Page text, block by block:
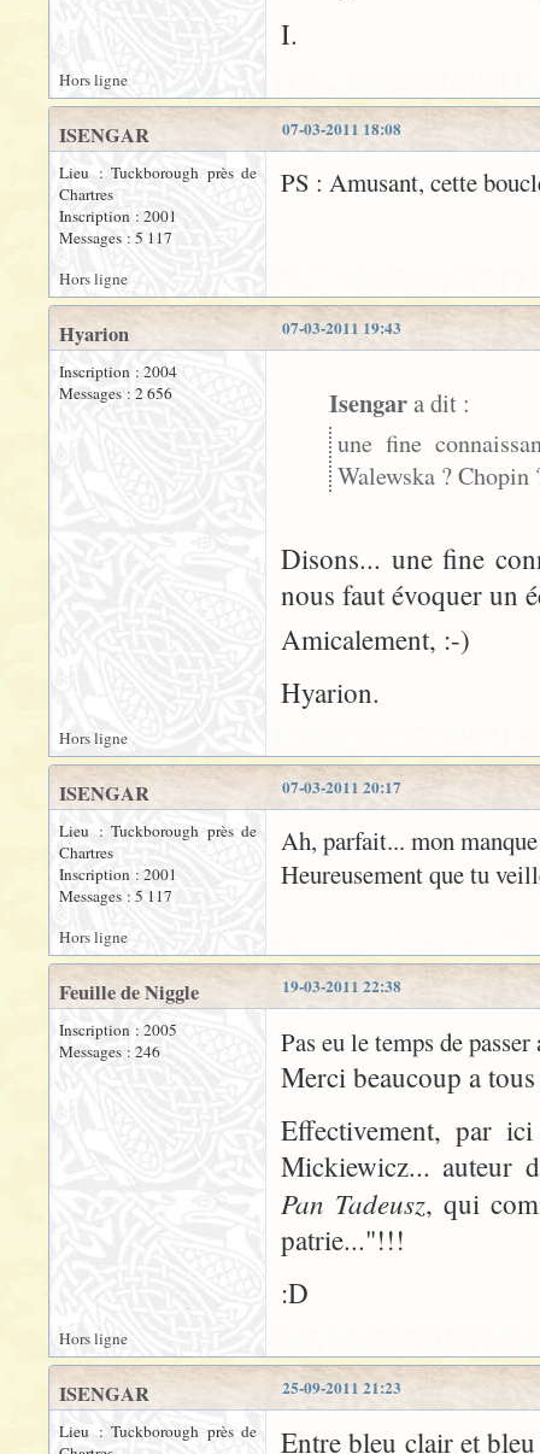
I.
Hors ligne
07-03-2011 18:08
ISENGAR
Lieu : Tuckborough près de
Chartres
Inscription : 2001
Messages : 5 117
PS : Amusant, cette
Hors ligne
07-03-2011 19:43
Hyarion
Inscription : 2004
Messages : 2 656
Isengara dit :
une fine
Walewska ? Chopin
Disons... une fine
nous faut évoquer un
Amicalement, :-)
Hyarion.
Hors ligne
07-03-2011 20:17
ISENGAR
Lieu : Tuckborough près de
Chartres
Inscription : 2001
Messages : 5 117
Ah, parfait... mon
Heureusement que tu
Hors ligne
19-03-2011 22:38
Feuille de Niggle
Inscription : 2005
Messages : 246
Pas eu le temps de passer
Merci beaucoup a
Effectivement, par
Mickiewicz... auteur
Pan Tadeusz, qui
patrie..."!!!
:D
Hors ligne
25-09-2011 21:23
ISENGAR
Lieu : Tuckborough près de
Entre bleu clair et